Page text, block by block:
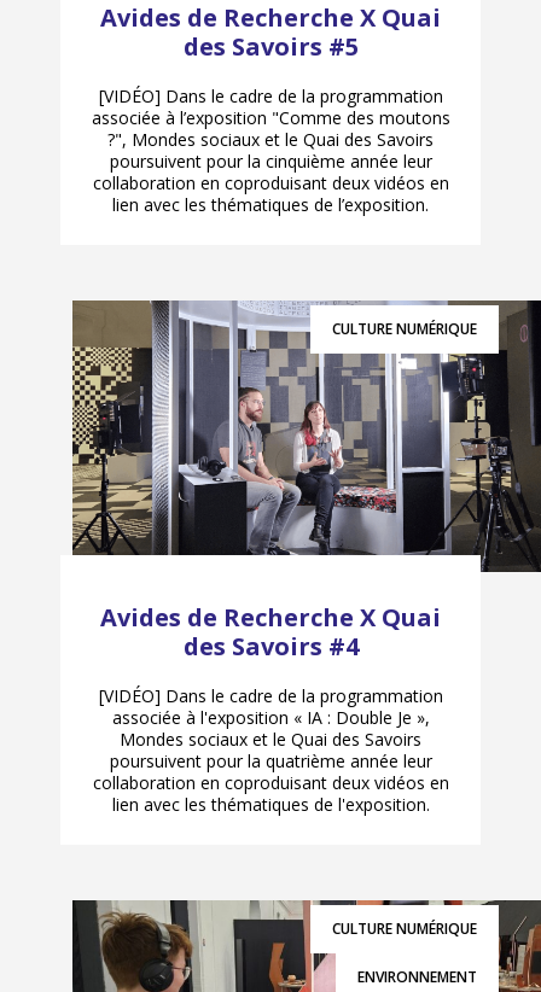
Avides de Recherche X Quai
des Savoirs #5
[VIDÉO] Dans le cadre de la programmation
associée à l’exposition "Comme des moutons
?", Mondes sociaux et le Quai des Savoirs
poursuivent pour la cinquième année leur
collaboration en coproduisant deux vidéos en
lien avec les thématiques de l’exposition.
CULTURE NUMÉRIQUE
Avides de Recherche X Quai
des Savoirs #4
[VIDÉO] Dans le cadre de la programmation
associée à l'exposition « IA : Double Je »,
Mondes sociaux et le Quai des Savoirs
poursuivent pour la quatrième année leur
collaboration en coproduisant deux vidéos en
lien avec les thématiques de l'exposition.
CULTURE NUMÉRIQUE
ENVIRONNEMENT